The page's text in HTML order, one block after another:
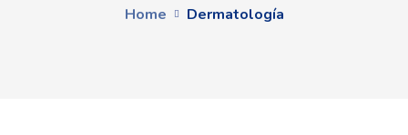
Home Dermatología